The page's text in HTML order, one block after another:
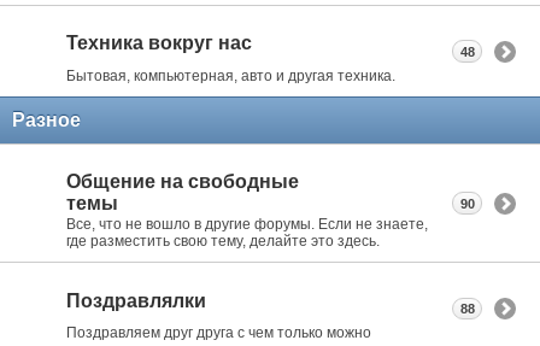
Техника вокруг нас
Бытовая, компьютерная, авто и другая техника.
48
Разное
Общение на свободные
темы
Все, что не вошло в другие форумы. Если не знаете,
где разместить свою тему, делайте это здесь.
90
Поздравлялки
Поздравляем друг друга с чем только можно
88